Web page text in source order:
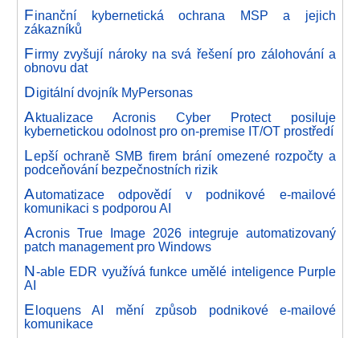
Finanční kybernetická ochrana MSP a jejich
zákazníků
Firmy zvyšují nároky na svá řešení pro zálohování a
obnovu dat
Digitální dvojník MyPersonas
Aktualizace Acronis Cyber Protect posiluje
kybernetickou odolnost pro on-premise IT/OT prostředí
Lepší ochraně SMB firem brání omezené rozpočty a
podceňování bezpečnostních rizik
Automatizace odpovědí v podnikové e-mailové
komunikaci s podporou AI
Acronis True Image 2026 integruje automatizovaný
patch management pro Windows
N-able EDR využívá funkce umělé inteligence Purple
AI
Eloquens AI mění způsob podnikové e-mailové
komunikace